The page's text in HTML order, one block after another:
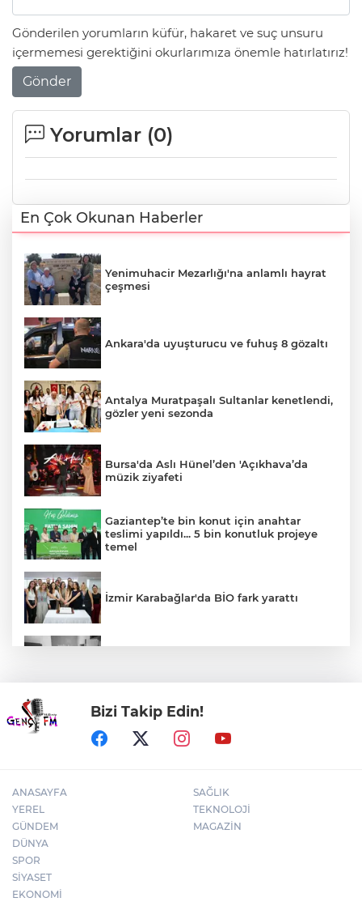
Gönderilen yorumların küfür, hakaret ve suç unsuru
içermemesi gerektiğini okurlarımıza önemle hatırlatırız!
Gönder
Yorumlar (0)
En Çok Okunan Haberler
Yenimuhacir Mezarlığı'na anlamlı hayrat
çeşmesi
Ankara'da uyuşturucu ve fuhuş 8 gözaltı
Antalya Muratpaşalı Sultanlar kenetlendi,
gözler yeni sezonda
Bursa'da Aslı Hünel’den 'Açıkhava’da
müzik ziyafeti
Gaziantep’te bin konut için anahtar
teslimi yapıldı... 5 bin konutluk projeye
temel
İzmir Karabağlar'da BİO fark yarattı
Bursa Yıldırım'da çocuklar hem öğreniyor
hem eğleniyor
Bizi Takip Edin!
ANASAYFA
YEREL
GÜNDEM
DÜNYA
SPOR
SİYASET
EKONOMİ
SAĞLIK
TEKNOLOJİ
MAGAZİN